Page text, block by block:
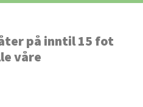
på inntil 15 fot
våre